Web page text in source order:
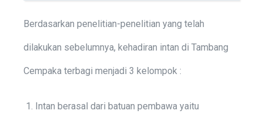
Berdasarkan penelitian-penelitian yang telah
dilakukan sebelumnya, kehadiran intan di Tambang
Cempaka terbagi menjadi 3 kelompok :
Intan berasal dari batuan pembawa yaitu